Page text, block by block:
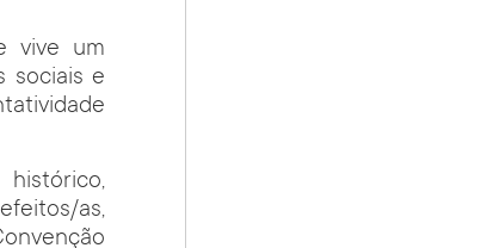
vive um
sociais e
as,